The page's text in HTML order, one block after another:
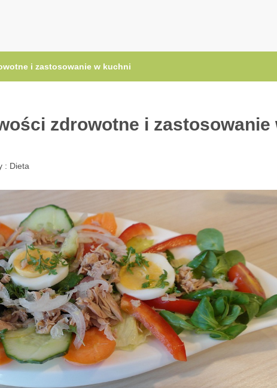
i zastosowanie w kuchni
zdrowotne i zastosowanie
: Dieta